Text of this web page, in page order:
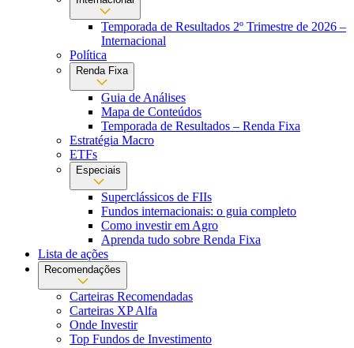
Temporada de Resultados 2º Trimestre de 2026 –
Internacional
Política
Renda Fixa
Guia de Análises
Mapa de Conteúdos
Temporada de Resultados – Renda Fixa
Estratégia Macro
ETFs
Especiais
Superclássicos de FIIs
Fundos internacionais: o guia completo
Como investir em Agro
Aprenda tudo sobre Renda Fixa
Lista de ações
Recomendações
Carteiras Recomendadas
Carteiras XP Alfa
Onde Investir
Top Fundos de Investimento